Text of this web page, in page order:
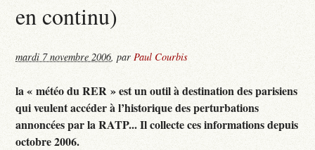
en continu)
mardi 7 novembre 2006,parPaul Courbis
la « météo du RER » est un outil à destination des parisiens
qui veulent accéder à l’historique des perturbations
annoncées par la RATP... Il collecte ces informations depuis
octobre 2006.